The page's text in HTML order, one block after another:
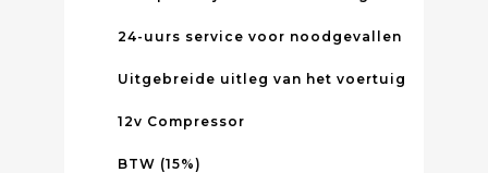
24-uurs service voor noodgevallen
Uitgebreide uitleg van het voertuig
12v Compressor
BTW (15%)